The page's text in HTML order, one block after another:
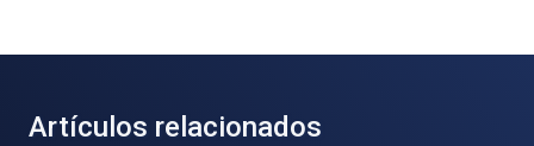
Artículos relacionados